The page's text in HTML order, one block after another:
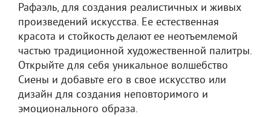
Рафаэль, для создания реалистичных и живых
произведений искусства. Ее естественная
красота и стойкость делают ее неотъемлемой
частью традиционной художественной палитры.
Открыйте для себя уникальное волшебство
Сиены и добавьте его в свое искусство или
дизайн для создания неповторимого и
эмоционального образа.